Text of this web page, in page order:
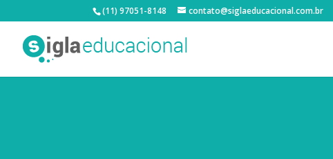
(11) 97051-8148 contato@siglaeducacional.com.br